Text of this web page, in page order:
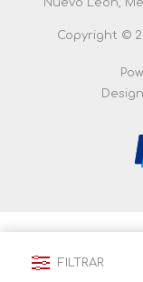
Copyright ©
FILTRAR